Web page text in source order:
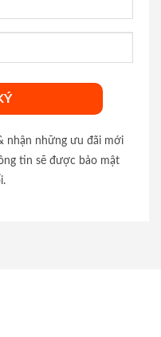
nhận những ưu đãi mới
tin sẽ được bảo mật